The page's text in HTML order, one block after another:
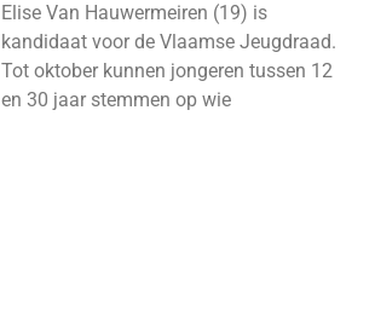
Elise Van Hauwermeiren (19) is
kandidaat voor de Vlaamse Jeugdraad.
Tot oktober kunnen jongeren tussen 12
en 30 jaar stemmen op wie